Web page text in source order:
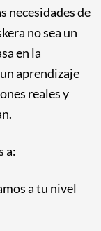
necesidades de
no sea un
en la
aprendizaje
reales y
a:
a tu nivel